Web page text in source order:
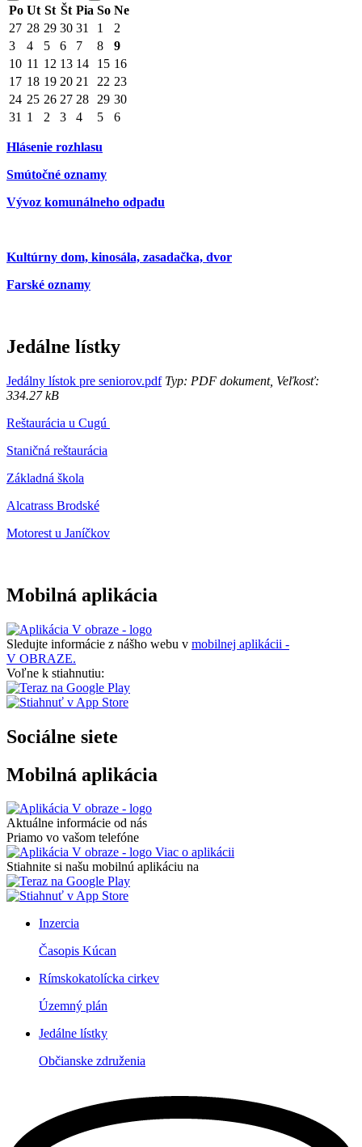
Po Ut St Št Pia So Ne
27 28 29 30 31 1
2
3
4 5 6 7 8
9
10 11 12 13 14 15 16
17 18 19 20 21 22 23
24 25 26 27 28 29 30
31 1 2 3 4 5 6
Hlásenie rozhlasu
Smútočné oznamy
Vývoz komunálneho odpadu
Kultúrny dom, kinosála, zasadačka, dvor
Farské oznamy
Jedálne lístky
Jedálny lístok pre seniorov.pdfTyp: PDF dokument, Veľkosť:
334.27 kB
Reštaurácia u Cugú
Staničná reštaurácia
Základná škola
Alcatrass Brodské
Motorest u Janíčkov
Mobilná aplikácia
Sledujte informácie z nášho webu v mobilnej aplikácii -
V OBRAZE.
Voľne k stiahnutiu:
Sociálne siete
Mobilná aplikácia
Aktuálne informácie od nás
Priamo vo vašom telefóne
Viac o aplikácii
Stiahnite si našu mobilnú aplikáciu na
Inzercia
Časopis Kúcan
Rímskokatolícka cirkev
Územný plán
Jedálne lístky
Občianske združenia